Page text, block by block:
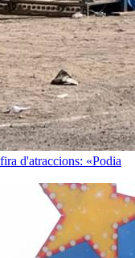
d'atraccions: «Podia